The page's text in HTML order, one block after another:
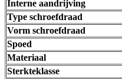
Interne aandrijving
Type schroefdraad
Vorm schroefdraad
Spoed
Materiaal
Sterkteklasse